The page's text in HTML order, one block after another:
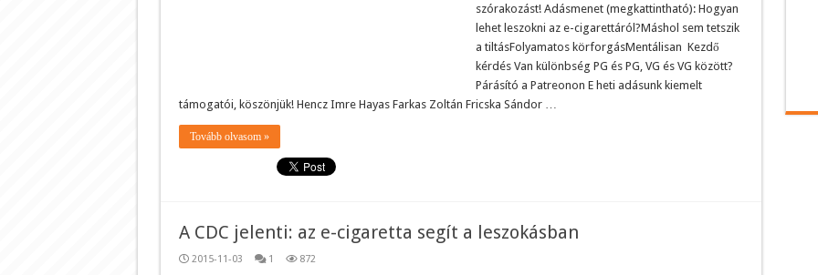
szórakozást! Adásmenet (megkattintható): Hogyan
lehet leszokni az e-cigarettáról?Máshol sem tetszik
a tiltásFolyamatos körforgásMentálisan Kezdő
kérdés Van különbség PG és PG, VG és VG között?
Párásító a Patreonon E heti adásunk kiemelt
támogatói, köszönjük! Hencz Imre Hayas Farkas Zoltán Fricska Sándor …
Tovább olvasom »
A CDC jelenti: az e-cigaretta segít a leszokásban
2015-11-03 1 872